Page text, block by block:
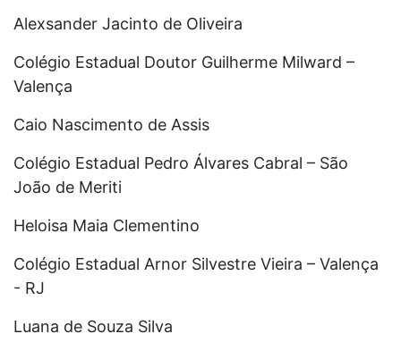
Alexsander Jacinto de Oliveira
Colégio Estadual Doutor Guilherme Milward –
Valença
Caio Nascimento de Assis
Colégio Estadual Pedro Álvares Cabral – São
João de Meriti
Heloisa Maia Clementino
Colégio Estadual Arnor Silvestre Vieira – Valença
- RJ
Luana de Souza Silva